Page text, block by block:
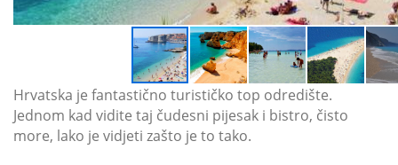
Hrvatska je fantastično turističko top odredište.
Jednom kad vidite taj čudesni pijesak i bistro, čisto
more, lako je vidjeti zašto je to tako.